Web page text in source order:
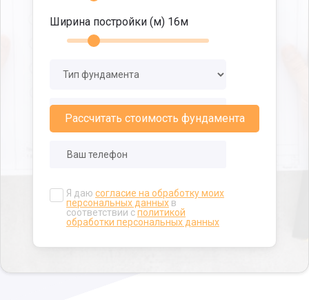
Ширина постройки (м) 16м
Я даю согласие на обработку моих
персональных данных в
соответствии сполитикой
обработки персональных данных
Рассчитать стоимость фундамента